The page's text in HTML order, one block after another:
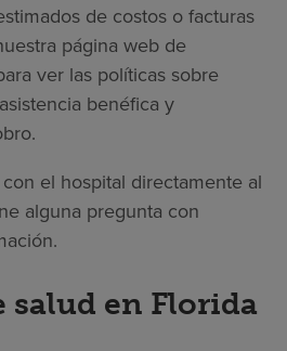
de costos o facturas
página web de
ver las políticas sobre
benéfica y
el hospital directamente al
alguna pregunta con
salud en Florida